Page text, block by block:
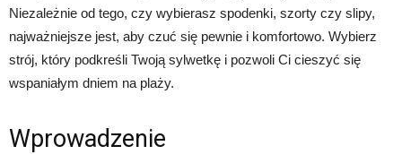
Niezależnie od tego, czy wybierasz spodenki, szorty czy slipy,
najważniejsze jest, aby czuć się pewnie i komfortowo. Wybierz
strój, który podkreśli Twoją sylwetkę i pozwoli Ci cieszyć się
wspaniałym dniem na plaży.
Wprowadzenie